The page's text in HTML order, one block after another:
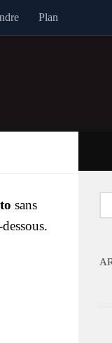
Plan
sans